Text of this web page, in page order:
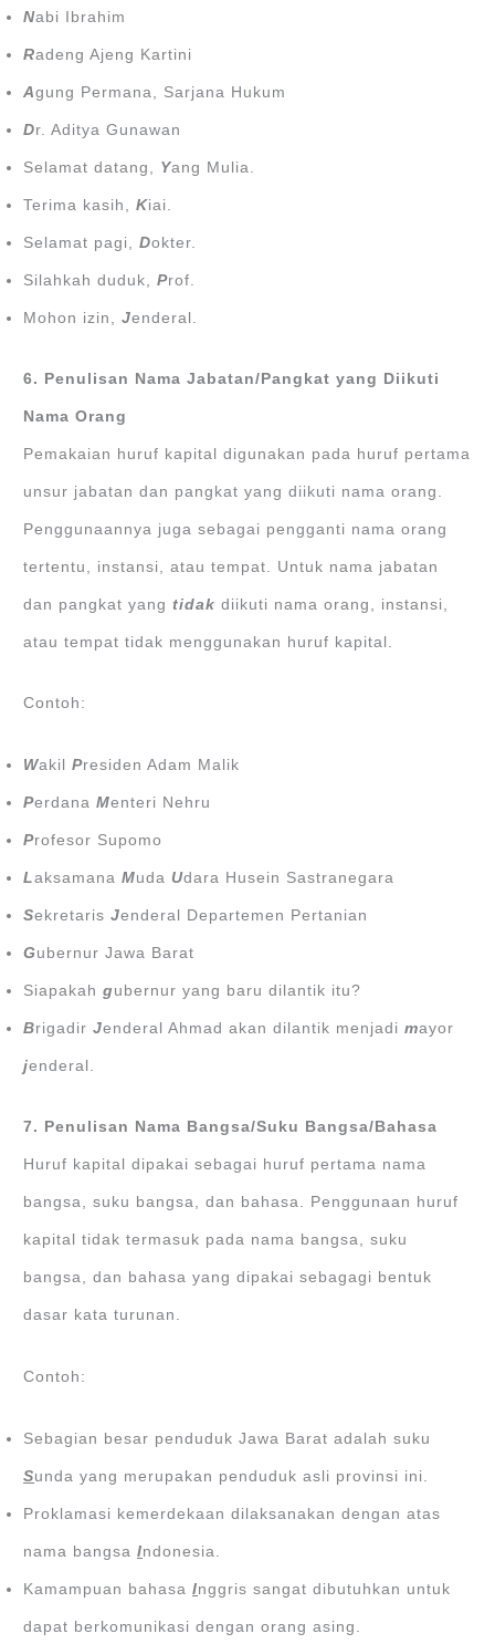
Nabi Ibrahim
Radeng Ajeng Kartini
Agung Permana, Sarjana Hukum
Dr. Aditya Gunawan
Selamat datang, Yang Mulia.
Terima kasih,Kiai.
Selamat pagi,Dokter.
Silahkah duduk,Prof.
Mohon izin,Jenderal.
6. Penulisan Nama Jabatan/Pangkat yang Diikuti
Nama Orang
Pemakaian huruf kapital digunakan pada huruf pertama
unsur jabatan dan pangkat yang diikuti nama orang.
Penggunaannya juga sebagai pengganti nama orang
tertentu, instansi, atau tempat. Untuk nama jabatan
dan pangkat yangtidak diikuti nama orang, instansi,
atau tempat tidak menggunakan huruf kapital.
Contoh:
WakilPresiden Adam Malik
PerdanaMenteri Nehru
Profesor Supomo
LaksamanaMuda Udara Husein Sastranegara
SekretarisJenderal Departemen Pertanian
Gubernur Jawa Barat
Siapakahgubernur yang baru dilantik itu?
BrigadirJenderal Ahmad akan dilantik menjadimayor
jenderal.
7. Penulisan Nama Bangsa/Suku Bangsa/Bahasa
Huruf kapital dipakai sebagai huruf pertama nama
bangsa, suku bangsa, dan bahasa. Penggunaan huruf
kapital tidak termasuk pada nama bangsa, suku
bangsa, dan bahasa yang dipakai sebagagi bentuk
dasar kata turunan.
Contoh:
Sebagian besar penduduk Jawa Barat adalah suku
Sunda yang merupakan penduduk asli provinsi ini.
Proklamasi kemerdekaan dilaksanakan dengan atas
nama bangsaIndonesia.
Kamampuan bahasaInggris sangat dibutuhkan untuk
dapat berkomunikasi dengan orang asing.